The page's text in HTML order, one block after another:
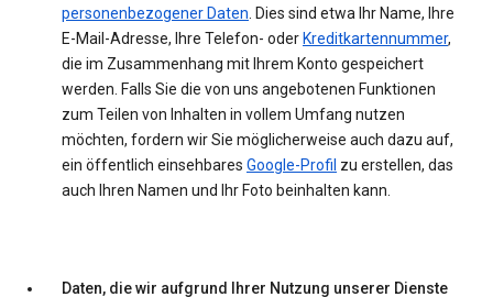
personenbezogener Daten. Dies sind etwa Ihr Name, Ihre
E-Mail-Adresse, Ihre Telefon- oder Kreditkartennummer,
die im Zusammenhang mit Ihrem Konto gespeichert
werden. Falls Sie die von uns angebotenen Funktionen
zum Teilen von Inhalten in vollem Umfang nutzen
möchten, fordern wir Sie möglicherweise auch dazu auf,
ein öffentlich einsehbares Google-Profil zu erstellen, das
auch Ihren Namen und Ihr Foto beinhalten kann.
Daten, die wir aufgrund Ihrer Nutzung unserer Dienste